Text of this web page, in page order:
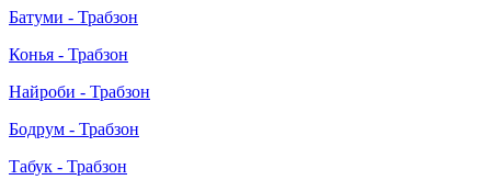
Батуми - Трабзон
Конья - Трабзон
Найроби - Трабзон
Бодрум - Трабзон
Табук - Трабзон